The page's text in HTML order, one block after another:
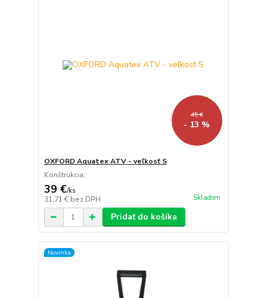
45 €
- 13 %
OXFORD Aquatex ATV - veľkosť S
Konštrukcia:
39 €/ks
31,71 € bez DPH Skladom
Pridať do košíka
Novinka